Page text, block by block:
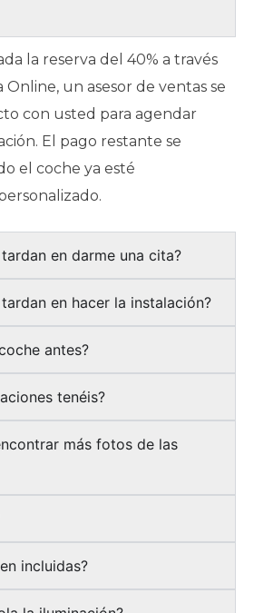
la reserva del 40% a través
un asesor de ventas se
con usted para agendar
El pago restante se
el coche ya esté
en darme una cita?
en hacer la instalación?
antes?
tenéis?
más fotos de las
incluidas?